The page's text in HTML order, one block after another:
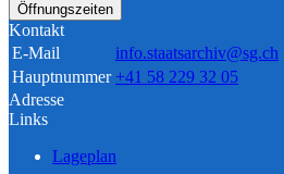
Öffnungszeiten
Kontakt
E-Mail
info.staatsarchiv@sg.ch
Hauptnummer +41 58 229 32 05
Adresse
Links
Lageplan